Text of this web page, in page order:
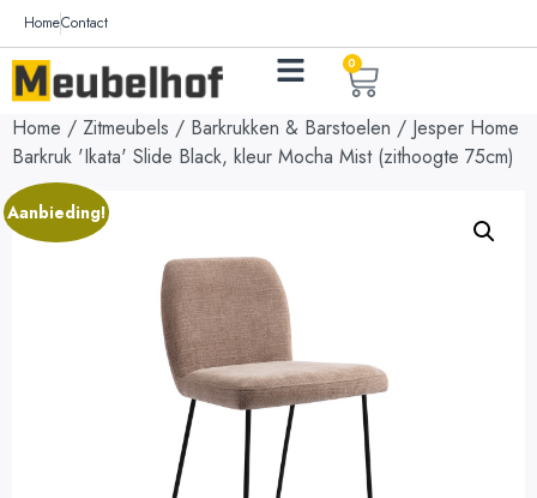
HomeContact
0
Home / Zitmeubels / Barkrukken & Barstoelen / Jesper Home
Barkruk 'Ikata' Slide Black, kleur Mocha Mist (zithoogte 75cm)
Aanbieding!